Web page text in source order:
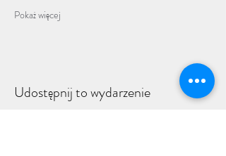
Pokaż więcej
Udostępnij to wydarzenie